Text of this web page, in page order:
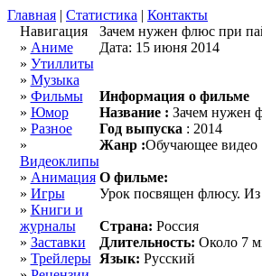
Главная | Статистика | Контакты
Навигация
» Аниме
» Утиллиты
» Музыка
» Фильмы
» Юмор
» Разное
»
Видеоклипы
» Анимация
» Игры
» Книги и
журналы
» Заставки
» Трейлеры
Зачем нужен флюс при
Дата: 15 июня 2014
Информация о фильме
Название : Зачем нужен
Год выпуска : 2014
Жанр :Обучающее видео
О фильме:
Урок посвящен флюсу. Из
Страна: Россия
Длительность: Около 7
Язык: Русский